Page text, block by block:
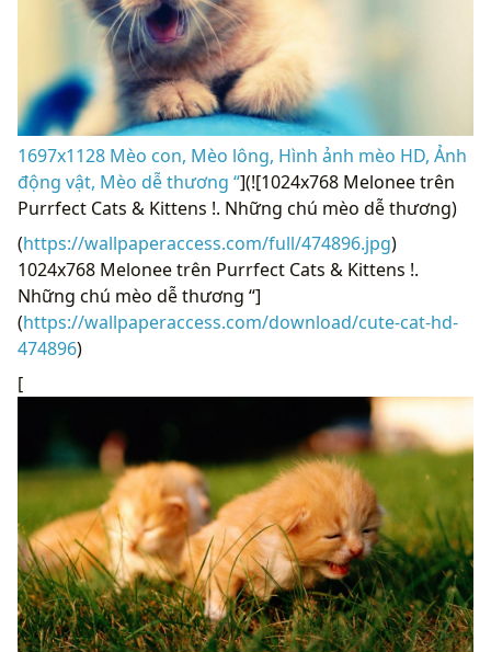
1697x1128 Mèo con, Mèo lông, Hình ảnh mèo HD, Ảnh
động vật, Mèo dễ thương “](![1024x768 Melonee trên
Purrfect Cats & Kittens !. Những chú mèo dễ thương)
(https://wallpaperaccess.com/full/474896.jpg)
1024x768 Melonee trên Purrfect Cats & Kittens !.
Những chú mèo dễ thương “]
(https://wallpaperaccess.com/download/cute-cat-hd-
474896)
[